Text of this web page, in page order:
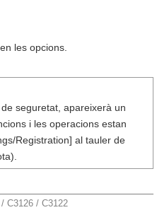
les opcions.
seguretat, apareixerà un
i les operacions estan
Registration] al tauler de
C3126 / C3122